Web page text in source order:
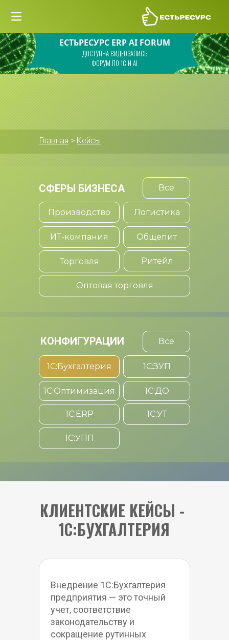
ЕСТЬРЕСУРС ERP AI FORUM
ФОРУМ ПО 1С И AI
ДОСТУПНА ВИДЕОЗАПИСЬ
СФЕРЫ БИЗНЕСА
ИТ-компания
Оптовая торговля
Торговля
Все
Производство
Ритейл
Логистика
Общепит
Главная > Кейсы
КОНФИГУРАЦИИ Все
1С:Бухгалтерия
1С:ERP
1C:ДО
1С:ЗУП
1C:Оптимизация
1С:УПП
1С:УТ
КЛИЕНТСКИЕ КЕЙСЫ -
1C:БУХГАЛТЕРИЯ
Внедрение 1С:Бухгалтерия
предприятия — это точный
учет, соответствие
законодательству и
сокращение рутинных